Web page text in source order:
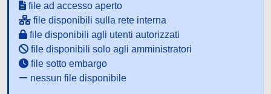
file ad accesso aperto
file disponibili sulla rete interna
file disponibili agli utenti autorizzati
file disponibili solo agli amministratori
file sotto embargo
nessun file disponibile